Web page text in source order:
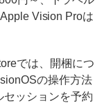
Vision Proは
では、開梱につ
の操作方法
ッションを予約